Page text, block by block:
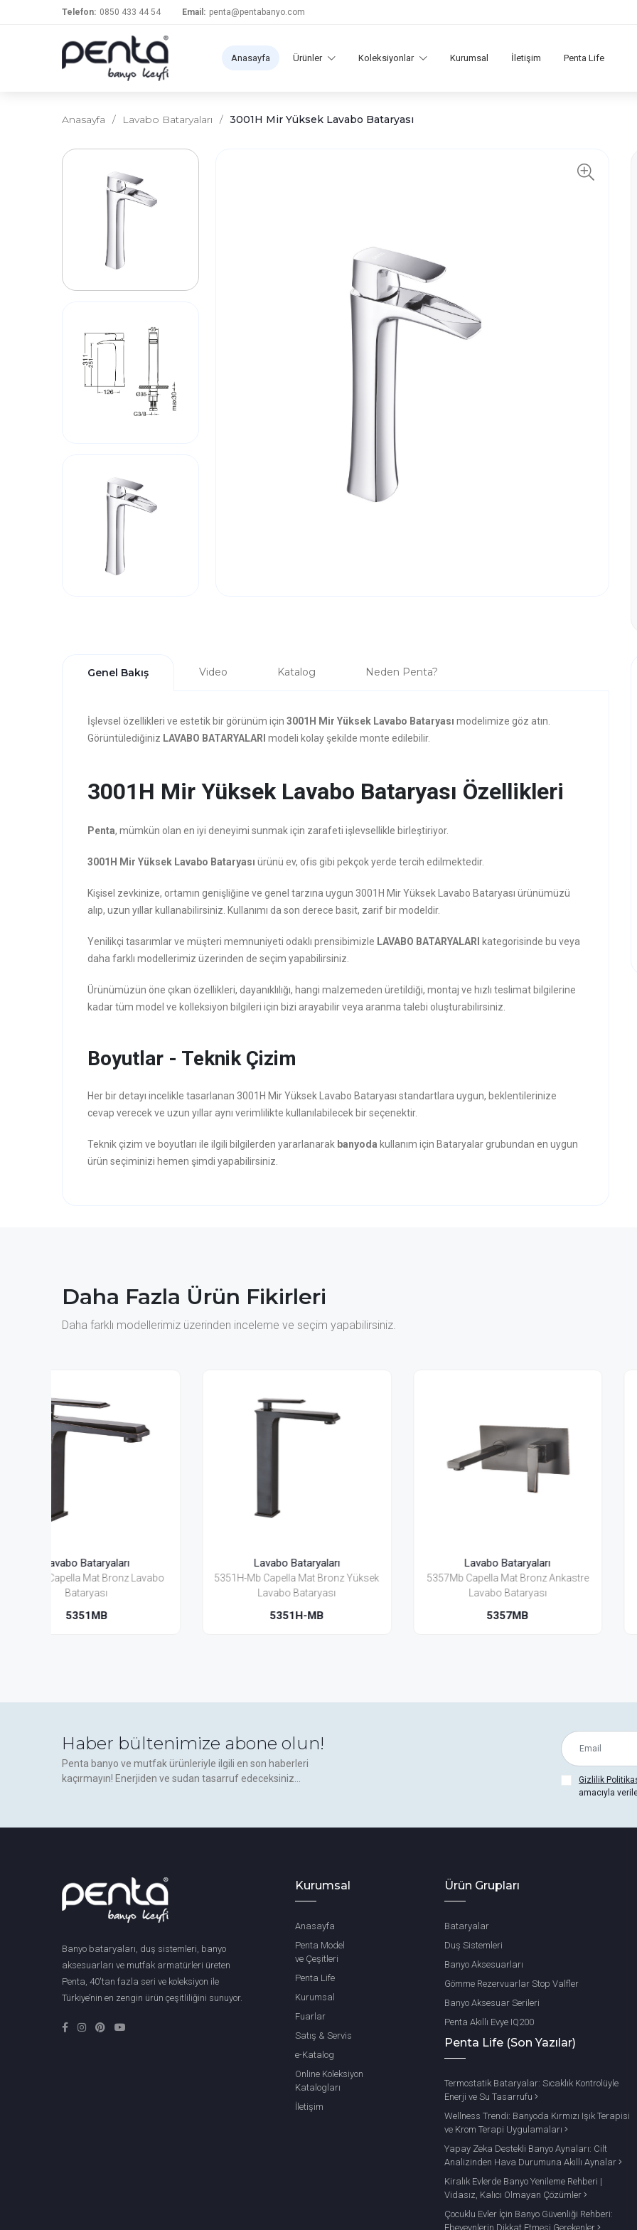
Telefon: 0850 433 44 54 Email: penta@pentabanyo.com
Anasayfa Ürünler Koleksiyonlar Kurumsal İletişim Penta Life
Anasayfa / Lavabo Bataryaları / 3001H Mir Yüksek Lavabo Bataryası
Genel Bakış Video Katalog Neden Penta?
İşlevsel özellikleri ve estetik bir görünüm için 3001H Mir Yüksek Lavabo Bataryası modelimize göz atın.
Görüntülediğiniz LAVABO BATARYALARI modeli kolay şekilde monte edilebilir.
3001H Mir Yüksek Lavabo Bataryası Özellikleri
Penta, mümkün olan en iyi deneyimi sunmak için zarafeti işlevsellikle birleştiriyor.
3001H Mir Yüksek Lavabo Bataryası ürünü ev, ofis gibi pekçok yerde tercih edilmektedir.
Kişisel zevkinize, ortamın genişliğine ve genel tarzına uygun 3001H Mir Yüksek Lavabo Bataryası ürünümüzü
alıp, uzun yıllar kullanabilirsiniz. Kullanımı da son derece basit, zarif bir modeldir.
Yenilikçi tasarımlar ve müşteri memnuniyeti odaklı prensibimizle LAVABO BATARYALARI
kategorisinde bu veya
daha farklı modellerimiz üzerinden de seçim yapabilirsiniz.
Ürünümüzün öne çıkan özellikleri, dayanıklılığı, hangi malzemeden üretildiği, montaj ve hızlı teslimat bilgilerine
kadar tüm model ve kolleksiyon bilgileri için bizi arayabilir veya aranma talebi oluşturabilirsiniz.
Boyutlar - Teknik Çizim
Her bir detayı incelikle tasarlanan 3001H Mir Yüksek Lavabo Bataryası standartlara uygun, beklentilerinize
cevap verecek ve uzun yıllar aynı verimlilikte kullanılabilecek bir seçenektir.
Teknik çizim ve boyutları ile ilgili bilgilerden yararlanarak banyoda kullanım için Bataryalar grubundan en uygun
ürün seçiminizi hemen şimdi yapabilirsiniz.
Daha Fazla Ürün Fikirleri
Daha farklı modellerimiz üzerinden inceleme ve seçim yapabilirsiniz.
Lavabo Bataryaları
5351H-Mb Capella Mat Bronz Yüksek
Lavabo Bataryaları
5357Mb Capella Mat Bronz Ankastre
Lavabo Bataryası
Lavabo Bataryaları
5351Bh-Mb Capella Mat
Lavabo Bataryası (Yerden)
Haber bültenimize abone olun!
Penta banyo ve mutfak ürünleriyle ilgili en son haberleri
kaçırmayın! Enerjiden ve sudan tasarruf edeceksiniz...
Gizlilik
amacıyla
Banyo bataryaları, duş sistemleri, banyo
aksesuarları ve mutfak armatürleri üreten
Penta, 40'tan fazla seri ve koleksiyon ile
Türkiye’nin en zengin ürün çeşitliliğini sunuyor.
Kurumsal
Anasayfa
Penta Model
ve Çeşitleri
Penta Life
Kurumsal
Fuarlar
Satış & Servis
e-Katalog
Online Koleksiyon
Katalogları
İletişim
Ürün Grupları
Bataryalar
Duş Sistemleri
Banyo Aksesuarları
Gömme Rezervuarlar Stop Valfler
Banyo Aksesuar Serileri
Penta Akıllı Evye IQ200
Penta Life (Son Yazılar)
Termostatik Bataryalar: Sıcaklık Kontrolüyle
Enerji ve Su Tasarrufu
Wellness Trendi: Banyoda Kırmızı Işık Terapisi
ve Krom Terapi Uygulamaları
Yapay Zeka Destekli Banyo Aynaları: Cilt
Analizinden Hava Durumuna Akıllı Aynalar
Kiralık Evlerde Banyo Yenileme Rehberi |
Vidasız, Kalıcı Olmayan Çözümler
Çocuklu Evler İçin Banyo Güvenliği Rehberi:
Ebeveynlerin Dikkat Etmesi Gerekenler